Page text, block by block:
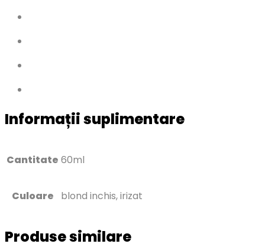
Informații suplimentare
Cantitate 60ml
Culoare blond inchis, irizat
Produse similare